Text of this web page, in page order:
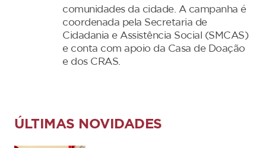
comunidades da cidade. A campanha é
coordenada pela Secretaria de
Cidadania e Assistência Social (SMCAS)
e conta com apoio da Casa de Doação
e dos CRAS.
ÚLTIMAS NOVIDADES